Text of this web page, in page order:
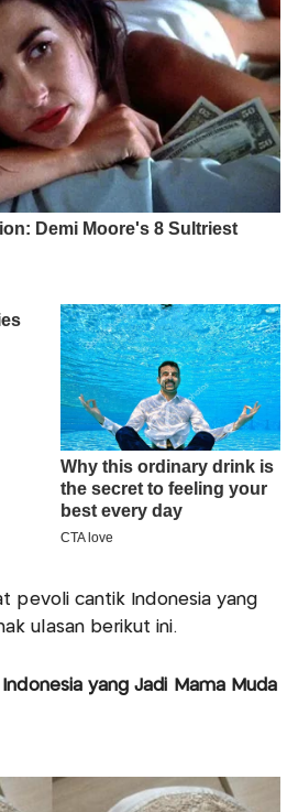
pevoli cantik Indonesia yang
ulasan berikut ini.
yang Jadi Mama Muda